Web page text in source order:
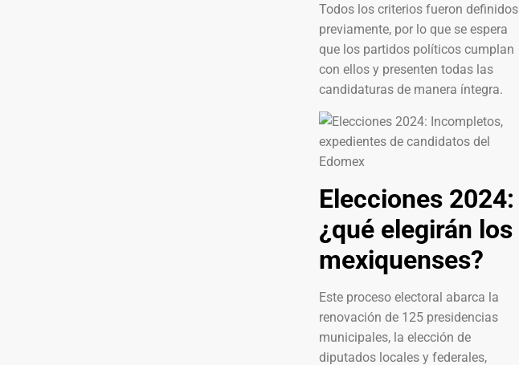
Todos los criterios fueron definidos
previamente, por lo que se espera
que los partidos políticos cumplan
con ellos y presenten todas las
candidaturas de manera íntegra.
Elecciones 2024:
¿qué elegirán los
mexiquenses?
Este proceso electoral abarca la
renovación de 125 presidencias
municipales, la elección de
diputados locales y federales,